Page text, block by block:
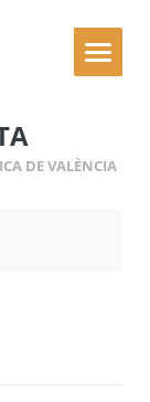
DE VALÈNCIA